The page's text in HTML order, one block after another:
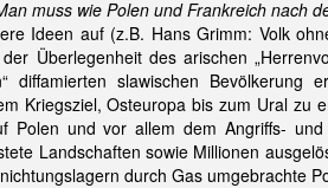
muss wie Polen und Frankreich nach
Ideen auf (z.B. Hans Grimm: Volk
Überlegenheit des arischen
diffamierten slawischen
Kriegsziel, Osteuropa bis zum Ural zu
Polen und vor allem dem Angriffs-
Landschaften sowie Millionen
durch Gas umgebrachte